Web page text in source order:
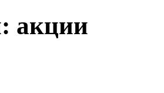
акции